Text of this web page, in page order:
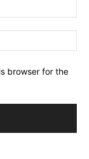
browser for the